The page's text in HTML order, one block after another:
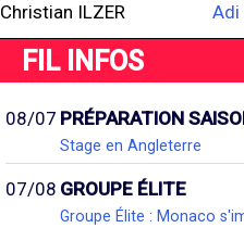
Christian ILZER Adi
FIL INFOS
08/07 PRÉPARATION
Stage en Angleterre
07/08 GROUPE ÉLITE
Groupe Élite : Monaco